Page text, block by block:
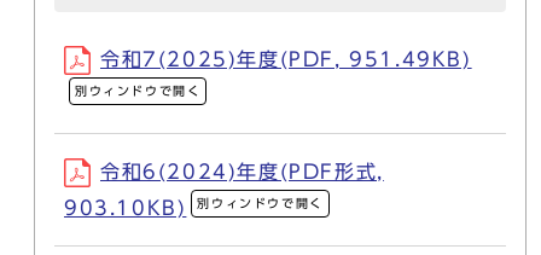
令和7(2025)年度(PDF, 951.49KB)
別ウィンドウで開く
令和6(2024)年度(PDF形式,
903.10KB)
別ウィンドウで開く